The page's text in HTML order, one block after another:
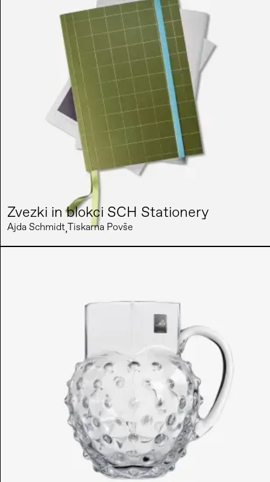
Zvezki in blokci SCH Stationery
Ajda Schmidt Tiskarna Povše